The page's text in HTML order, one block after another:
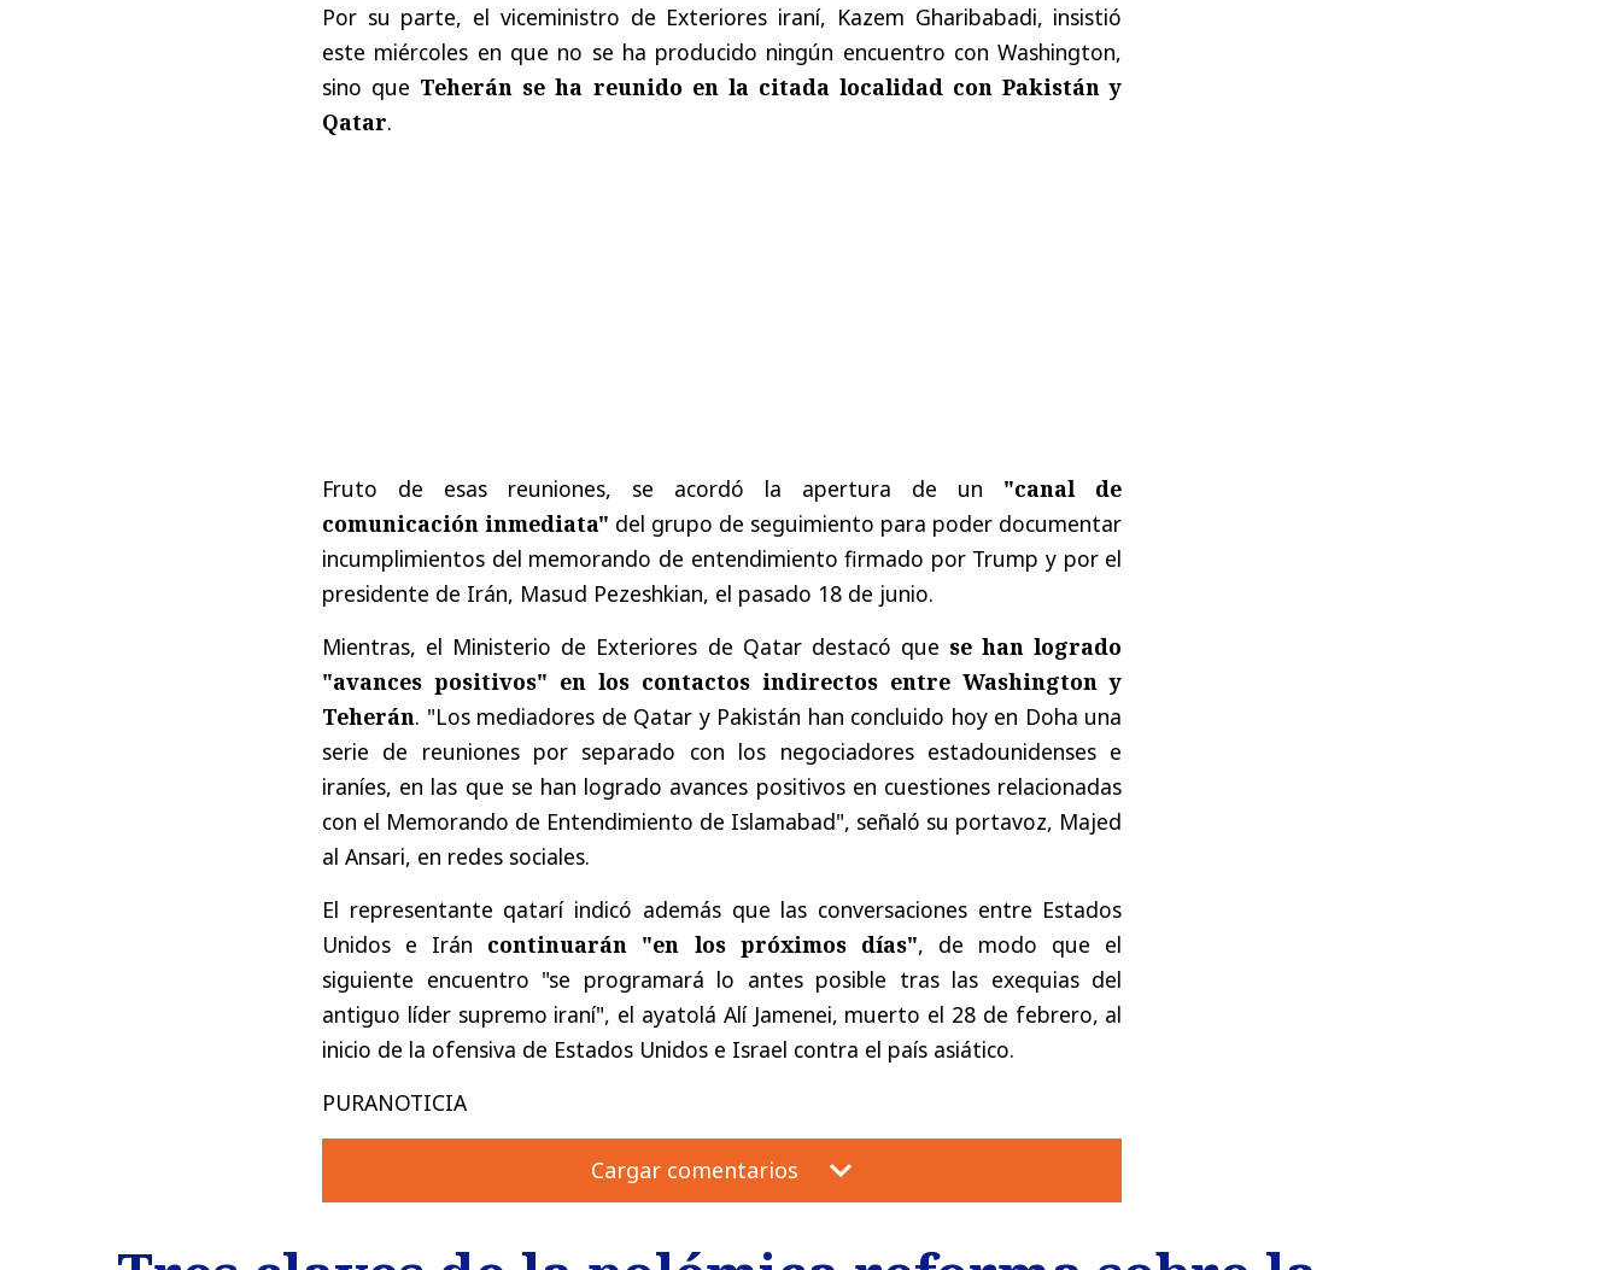
Por su parte, el viceministro de Exteriores iraní, Kazem Gharibabadi, insistió
este miércoles en que no se ha producido ningún encuentro con Washington,
sino que Teherán se ha reunido en la citada localidad con Pakistán y
Qatar.
Fruto de esas reuniones, se acordó la apertura de un "canal de
comunicación inmediata" del grupo de seguimiento para poder documentar
incumplimientos del memorando de entendimiento firmado por Trump y por el
presidente de Irán, Masud Pezeshkian, el pasado 18 de junio.
Mientras, el Ministerio de Exteriores de Qatar destacó que se han logrado
"avances positivos" en los contactos indirectos entre Washington y
Teherán. "Los mediadores de Qatar y Pakistán han concluido hoy en Doha una
serie de reuniones por separado con los negociadores estadounidenses e
iraníes, en las que se han logrado avances positivos en cuestiones relacionadas
con el Memorando de Entendimiento de Islamabad", señaló su portavoz, Majed
al Ansari, en redes sociales.
El representante qatarí indicó además que las conversaciones entre Estados
Unidos e Irán continuarán "en los próximos días", de modo que el
siguiente encuentro "se programará lo antes posible tras las exequias del
antiguo líder supremo iraní", el ayatolá Alí Jamenei, muerto el 28 de febrero, al
inicio de la ofensiva de Estados Unidos e Israel contra el país asiático.
PURANOTICIA
Cargar comentarios